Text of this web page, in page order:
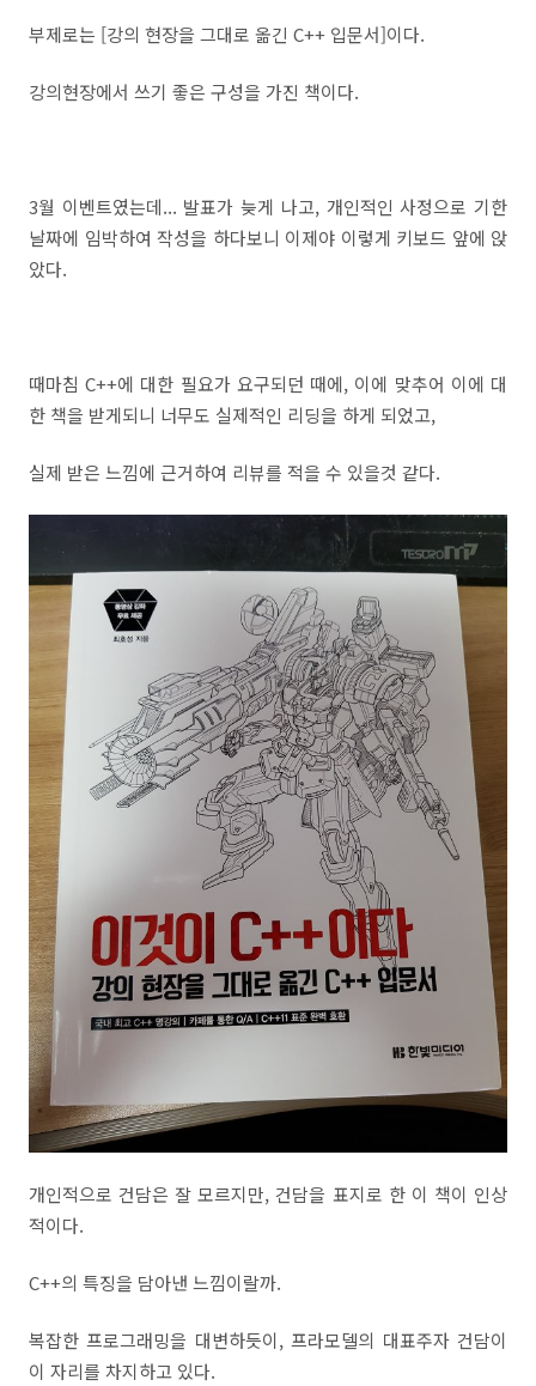
부제로는 [강의 현장을 그대로 옮긴 C++ 입문서]이다.
강의현장에서 쓰기 좋은 구성을 가진 책이다.
3월 이벤트였는데... 발표가 늦게 나고, 개인적인 사정으로 기한
날짜에 임박하여 작성을 하다보니 이제야 이렇게 키보드 앞에 앉
았다.
때마침 C++에 대한 필요가 요구되던 때에, 이에 맞추어 이에 대
한 책을 받게되니 너무도 실제적인 리딩을 하게 되었고,
실제 받은 느낌에 근거하여 리뷰를 적을 수 있을것 같다.
개인적으로 건담은 잘 모르지만, 건담을 표지로 한 이 책이 인상
적이다.
C++의 특징을 담아낸 느낌이랄까.
복잡한 프로그래밍을 대변하듯이, 프라모델의 대표주자 건담이
이 자리를 차지하고 있다.